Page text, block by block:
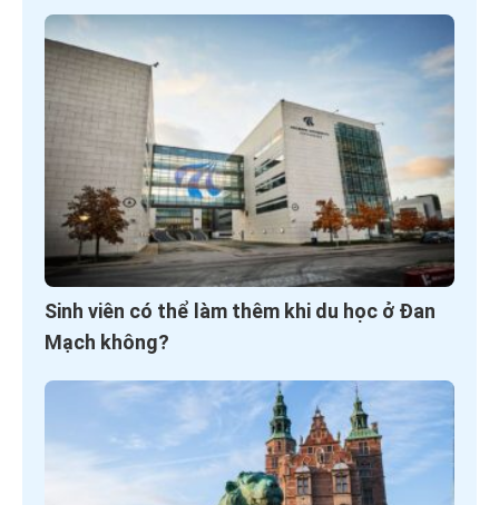
Sinh viên có thể làm thêm khi du học ở Đan
Mạch không?